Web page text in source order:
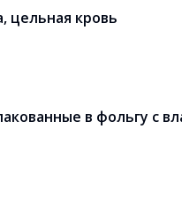
цельная кровь
в фольгу с